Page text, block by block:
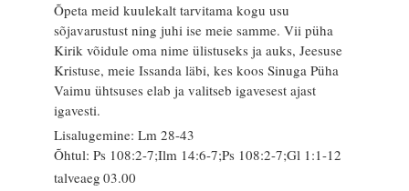
Õpeta meid kuulekalt tarvitama kogu usu
sõjavarustust ning juhi ise meie samme. Vii püha
Kirik võidule oma nime ülistuseks ja auks, Jeesuse
Kristuse, meie Issanda läbi, kes koos Sinuga Püha
Vaimu ühtsuses elab ja valitseb igavesest ajast
igavesti.
Lisalugemine: Lm 28-43
Õhtul: Ps 108:2-7;Ilm 14:6-7;Ps 108:2-7;Gl 1:1-12
talveaeg 03.00